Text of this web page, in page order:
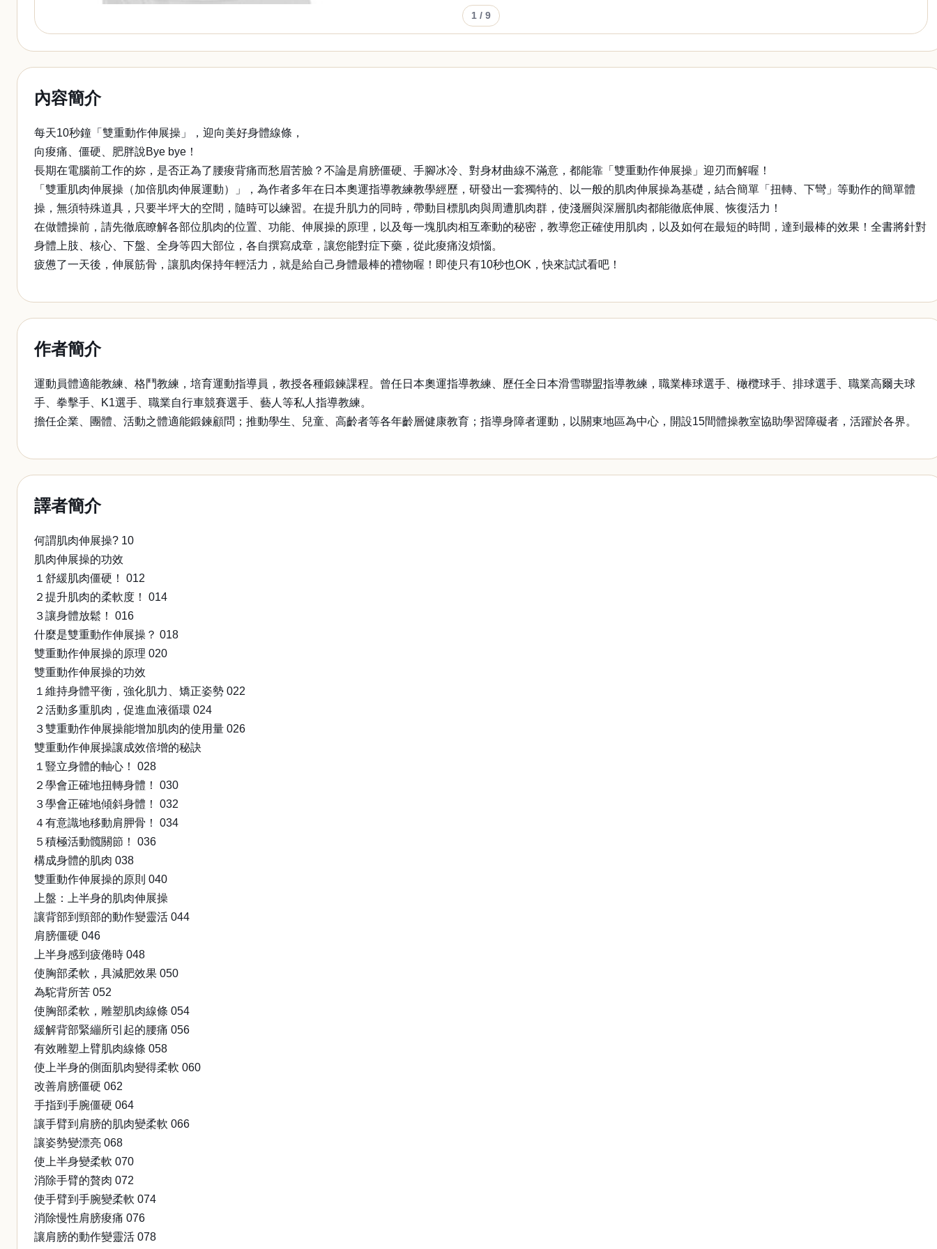
1 / 9
內容簡介
每天10秒鐘「雙重動作伸展操」，迎向美好身體線條，
向痠痛、僵硬、肥胖說Bye bye！
長期在電腦前工作的妳，是否正為了腰痠背痛而愁眉苦臉？不論是肩膀僵硬、手腳冰冷、對身材曲線不滿意，都能靠「雙重動作伸展操」迎刃而解喔！
「雙重肌肉伸展操（加倍肌肉伸展運動）」，為作者多年在日本奧運指導教練教學經歷，研發出一套獨特的、以一般的肌肉伸展操為基礎，結合簡單「扭轉、下彎」等動作的簡單體
操，無須特殊道具，只要半坪大的空間，隨時可以練習。在提升肌力的同時，帶動目標肌肉與周遭肌肉群，使淺層與深層肌肉都能徹底伸展、恢復活力！
在做體操前，請先徹底瞭解各部位肌肉的位置、功能、伸展操的原理，以及每一塊肌肉相互牽動的秘密，教導您正確使用肌肉，以及如何在最短的時間，達到最棒的效果！全書將針對
身體上肢、核心、下盤、全身等四大部位，各自撰寫成章，讓您能對症下藥，從此痠痛沒煩惱。
疲憊了一天後，伸展筋骨，讓肌肉保持年輕活力，就是給自己身體最棒的禮物喔！即使只有10秒也OK，快來試試看吧！
作者簡介
運動員體適能教練、格鬥教練，培育運動指導員，教授各種鍛鍊課程。曾任日本奧運指導教練、歷任全日本滑雪聯盟指導教練，職業棒球選手、橄欖球手、排球選手、職業高爾夫球
手、拳擊手、K1選手、職業自行車競賽選手、藝人等私人指導教練。
擔任企業、團體、活動之體適能鍛鍊顧問；推動學生、兒童、高齡者等各年齡層健康教育；指導身障者運動，以關東地區為中心，開設15間體操教室協助學習障礙者，活躍於各界。
譯者簡介
何謂肌肉伸展操? 10
肌肉伸展操的功效
１舒緩肌肉僵硬！ 012
２提升肌肉的柔軟度！ 014
３讓身體放鬆！ 016
什麼是雙重動作伸展操？ 018
雙重動作伸展操的原理 020
雙重動作伸展操的功效
１維持身體平衡，強化肌力、矯正姿勢 022
２活動多重肌肉，促進血液循環 024
３雙重動作伸展操能增加肌肉的使用量 026
雙重動作伸展操讓成效倍增的秘訣
１豎立身體的軸心！ 028
２學會正確地扭轉身體！ 030
３學會正確地傾斜身體！ 032
４有意識地移動肩胛骨！ 034
５積極活動髖關節！ 036
構成身體的肌肉 038
雙重動作伸展操的原則 040
上盤：上半身的肌肉伸展操
讓背部到頸部的動作變靈活 044
肩膀僵硬 046
上半身感到疲倦時 048
使胸部柔軟，具減肥效果 050
為駝背所苦 052
使胸部柔軟，雕塑肌肉線條 054
緩解背部緊繃所引起的腰痛 056
有效雕塑上臂肌肉線條 058
使上半身的側面肌肉變得柔軟 060
改善肩膀僵硬 062
手指到手腕僵硬 064
讓手臂到肩膀的肌肉變柔軟 066
讓姿勢變漂亮 068
使上半身變柔軟 070
消除手臂的贅肉 072
使手臂到手腕變柔軟 074
消除慢性肩膀痠痛 076
讓肩膀的動作變靈活 078